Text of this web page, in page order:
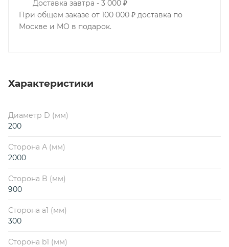
Доставка завтра - 3 000 ₽
При общем заказе от 100 000 ₽ доставка по
Москве и МО в подарок.
Характеристики
Диаметр D (мм)
200
Сторона А (мм)
2000
Сторона B (мм)
900
Сторона a1 (мм)
300
Сторона b1 (мм)